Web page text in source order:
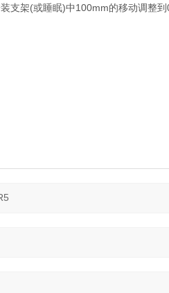
支架(或睡眠)中100mm的移动调整